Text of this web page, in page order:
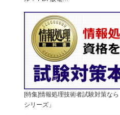
[特集]情報処理技術者試験対策な
シリーズ」